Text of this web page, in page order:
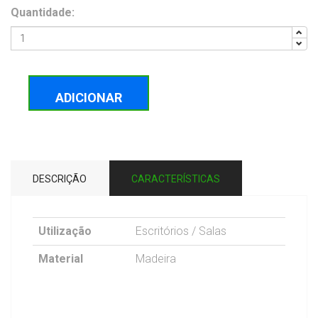
Quantidade:
ADICIONAR
DESCRIÇÃO CARACTERÍSTICAS
Utilização Escritórios / Salas
Material Madeira